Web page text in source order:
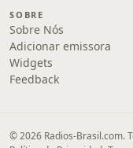
SOBRE
Sobre Nós
Adicionar emissora
Widgets
Feedback
© 2026 Radios-Brasil.com.